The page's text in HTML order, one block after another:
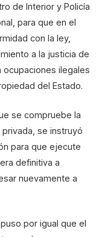
de Interior y Policía
para que en el
con la ley,
a la justicia de
ilegales
del Estado.
se compruebe la
se instruyó
para que ejecute
definitiva a
nuevamente a
por igual que el